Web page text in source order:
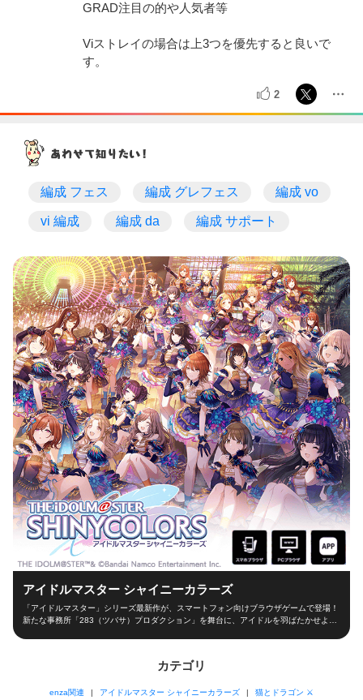
GRAD注目の的や人気者等
Viストレイの場合は上3つを優先すると良いで
す。
2
編成 フェス 編成 グレフェス 編成 vo
vi 編成 編成 da 編成 サポート
アイドルマスター シャイニーカラーズ
「アイドルマスター」シリーズ最新作が、スマートフォン向けブラウザゲームで登場！
新たな事務所「283（ツバサ）プロダクション」を舞台に、アイドルを羽ばたかせよ
て、レッスンやお仕事、オーディションなどの行動を選択！限られた期間の中でアイド
出場できるかは、プロデューサーの腕次第！ ■アイドルと信頼関係を深めよう！■ アイ
カテゴリ
enza関連 アイドルマスター シャイニーカラーズ 猫とドラゴン ⚔